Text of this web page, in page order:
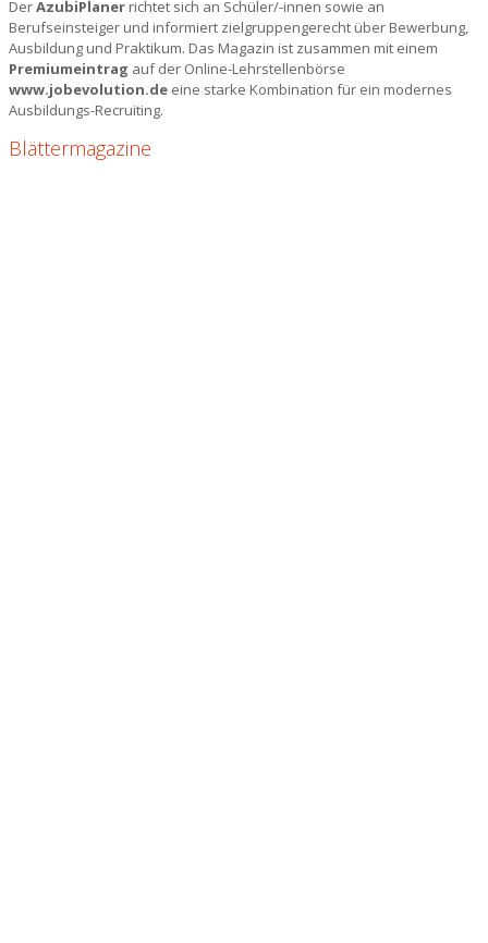
DerAzubiPlaner richtet sich an Schüler/-innen sowie an
Berufseinsteiger und informiert zielgruppengerecht über Bewerbung,
Ausbildung und Praktikum. Das Magazin ist zusammen mit einem
Premiumeintrag auf der Online-Lehrstellenbörse
www.jobevolution.de eine starke Kombination für ein modernes
Ausbildungs-Recruiting.
Blättermagazine